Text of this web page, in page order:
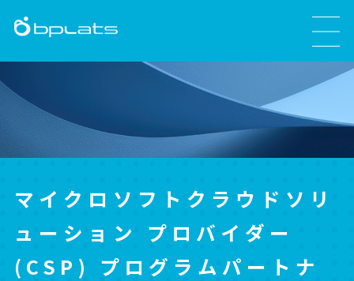
マイクロソフトクラウドソリ
ューション プロバイダー
(CSP) プログラムパートナ